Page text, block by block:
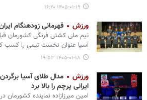
۱۴۰۵-۰۱-۱۹ ۱۶:۲۰
ورزش قهرمانی زودهنگام
تیم ملی کشتی فرنگی کشورمان
آسیا عنوان نخست تیمی را کسب
۱۴۰۵-۰۱-۱۸ ۱۹:۵۳
ورزش
مدال طلای آسیا
ایرانی پرچم را بالا برد